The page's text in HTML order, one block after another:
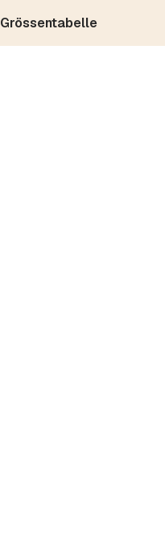
Grössentabelle